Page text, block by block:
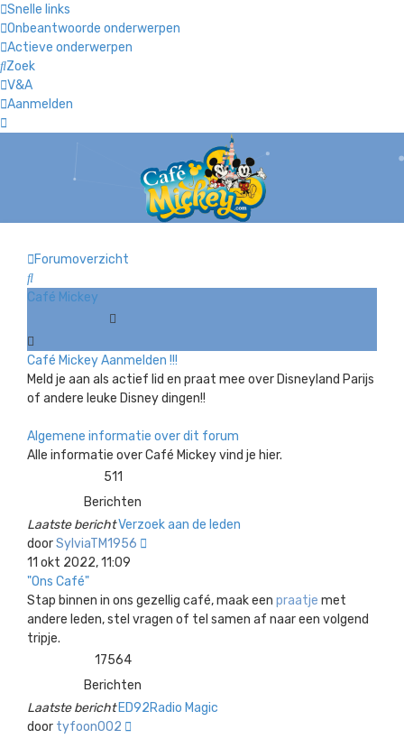
Snelle links
Onbeantwoorde onderwerpen
Actieve onderwerpen
Zoek
V&A
Aanmelden
Forumoverzicht
Zoek
Café Mickey
Café Mickey Aanmelden !!!
Meld je aan als actief lid en praat mee over Disneyland Parijs
of andere leuke Disney dingen!!
Algemene informatie over dit forum
Alle informatie over Café Mickey vind je hier.
511
Berichten
Laatste berichtVerzoek aan de leden
doorSylviaTM1956
11 okt 2022, 11:09
"Ons Café"
Stap binnen in ons gezellig café, maak een praatje met
andere leden, stel vragen of tel samen af naar een volgend
tripje.
17564
Berichten
Laatste bericht ED92Radio Magic
door tyfoon002